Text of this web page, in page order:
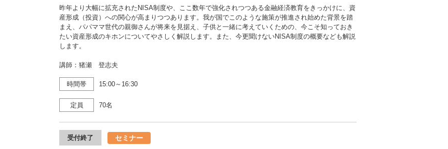
昨年より大幅に拡充されたNISA制度や、ここ数年で強化されつつある金融経済教育をきっかけに、資
産形成（投資）への関心が高まりつつあります。我が国でこのような施策が推進され始めた背景を踏
まえ、パパママ世代の親御さんが将来を見据え、子供と一緒に考えていくための、今こそ知っておき
たい資産形成のキホンについてやさしく解説します。また、今更聞けないNISA制度の概要なども解説
します。
講師：猪瀬 登志夫
時間帯 15:00～16:30
定員 70名
受付終了 セミナー